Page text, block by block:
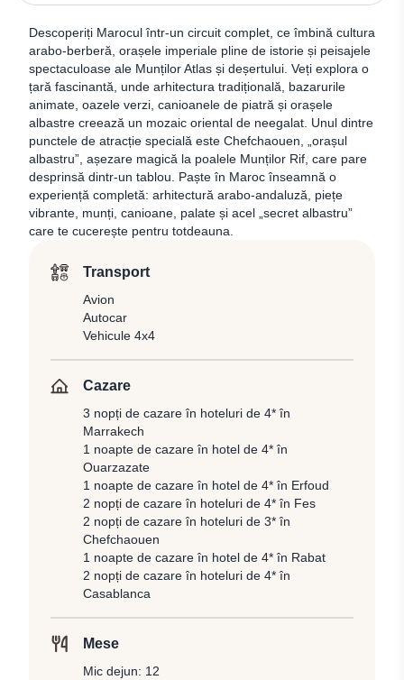
Descoperiți Marocul într-un circuit complet, ce îmbină cultura
arabo-berberă, orașele imperiale pline de istorie și peisajele
spectaculoase ale Munților Atlas și deșertului. Veți explora o
țară fascinantă, unde arhitectura tradițională, bazarurile
animate, oazele verzi, canioanele de piatră și orașele
albastre creează un mozaic oriental de neegalat. Unul dintre
punctele de atracție specială este Chefchaouen, „orașul
albastru”, așezare magică la poalele Munților Rif, care pare
desprinsă dintr-un tablou. Paște în Maroc înseamnă o
experiență completă: arhitectură arabo-andaluză, piețe
vibrante, munți, canioane, palate și acel „secret albastru”
care te cucerește pentru totdeauna.
Transport
Avion
Autocar
Vehicule 4x4
Cazare
3 nopți de cazare în hoteluri de 4* în
Marrakech
1 noapte de cazare în hotel de 4* în
Ouarzazate
1 noapte de cazare în hotel de 4* în Erfoud
2 nopți de cazare în hoteluri de 4* în Fes
2 nopți de cazare în hoteluri de 3* în
Chefchaouen
1 noapte de cazare în hotel de 4* în Rabat
2 nopți de cazare în hoteluri de 4* în
Casablanca
Mese
Mic dejun: 12